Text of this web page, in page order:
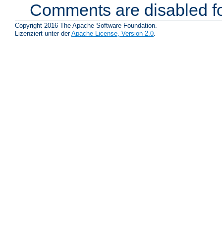
Comments are disabled
Copyright 2016 The Apache Software Foundation.
Lizenziert unter derApache License, Version 2.0